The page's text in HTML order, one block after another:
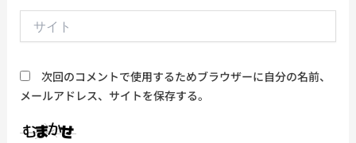
*
次回のコメントで使用するためブラウザーに自分の名前、
メールアドレス、サイトを保存する。